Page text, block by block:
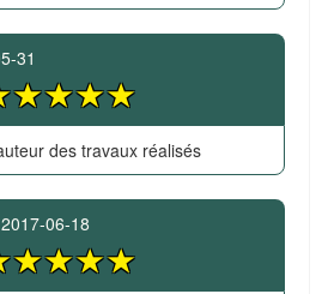
31
des travaux réalisés
2017-06-18